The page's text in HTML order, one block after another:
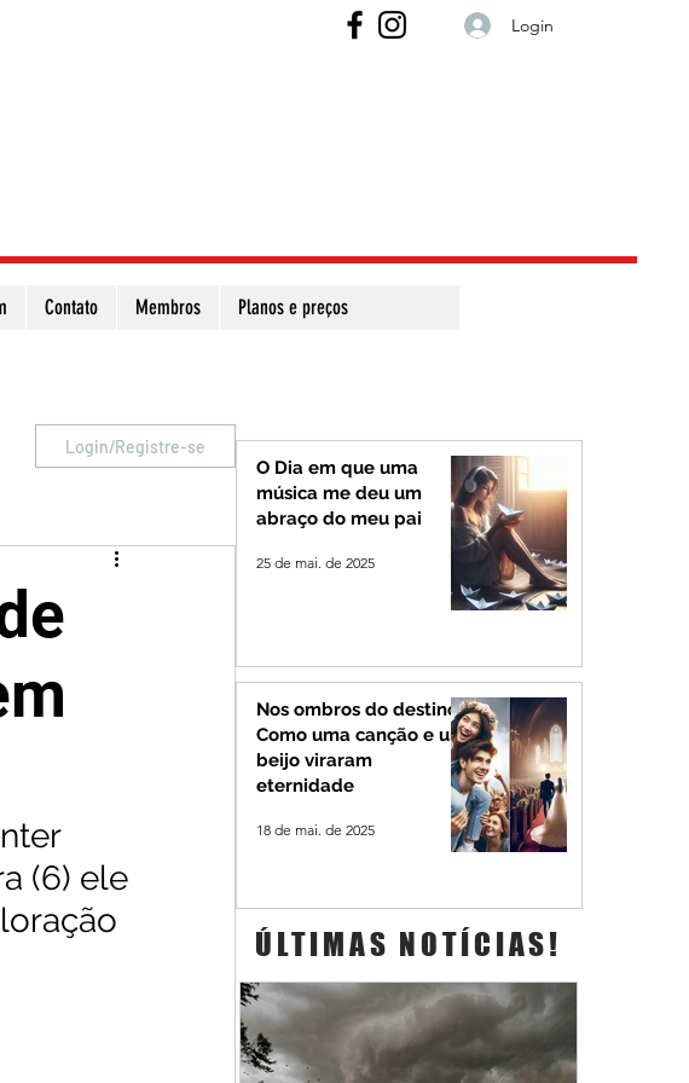
Login
Contato Membros Planos e preços
Login/Registre-se
(6) ele
O Dia em que uma
música me deu um
abraço do meu pai
25 de mai. de 2025
Nos ombros do destino:
Como uma canção e um
beijo viraram
eternidade
18 de mai. de 2025
ÚLTIMAS NOTÍCIAS!